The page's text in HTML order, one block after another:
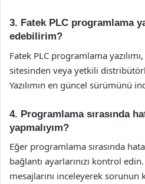
3. Fatek PLC programlama
edebilirim?
Fatek PLC programlama
sitesinden veya yetkili
Yazılımın en güncel sürümünü
4. Programlama sırasında
yapmalıyım?
Eğer programlama sırasında
bağlantı ayarlarınızı kontrol edin.
mesajlarını inceleyerek sorunun